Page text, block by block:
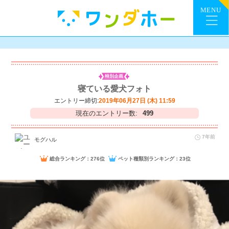
特別企画
寝ている愛犬フォト
エントリー締切:2019年06月27日 (木) 11:59
現在のエントリー数: 499
モグハル 7年前
総合ランキング：276位 ペット種類別ランキング：23位